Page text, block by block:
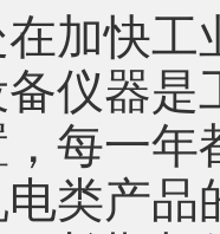
加快
仪器
每一
类产